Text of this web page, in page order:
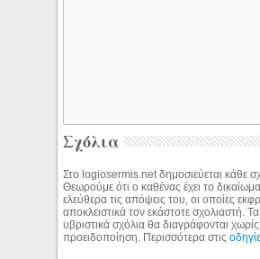
Σχόλια
Στο logiosermis.net δημοσιεύεται κάθε
Θεωρούμε ότι ο καθένας έχει το
ελεύθερα τις απόψεις του, οι οποίες
αποκλειστικά τον εκάστοτε σχολιαστή.
υβριστικά σχόλια θα διαγράφονται χωρίς
προειδοποίηση. Περισσότερα στις